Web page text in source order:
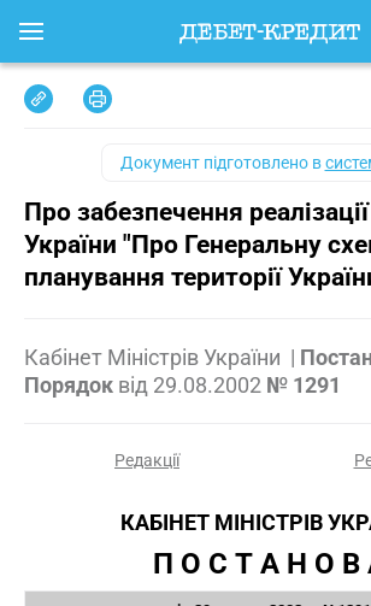
Документ підготовлено в
Про забезпечення
України "Про Генеральну
планування території
Кабінет Міністрів України |
Порядок від 29.08.2002 № 1291
Редакції
КАБІНЕТ МІНІСТРІВ
П О С Т А Н О В